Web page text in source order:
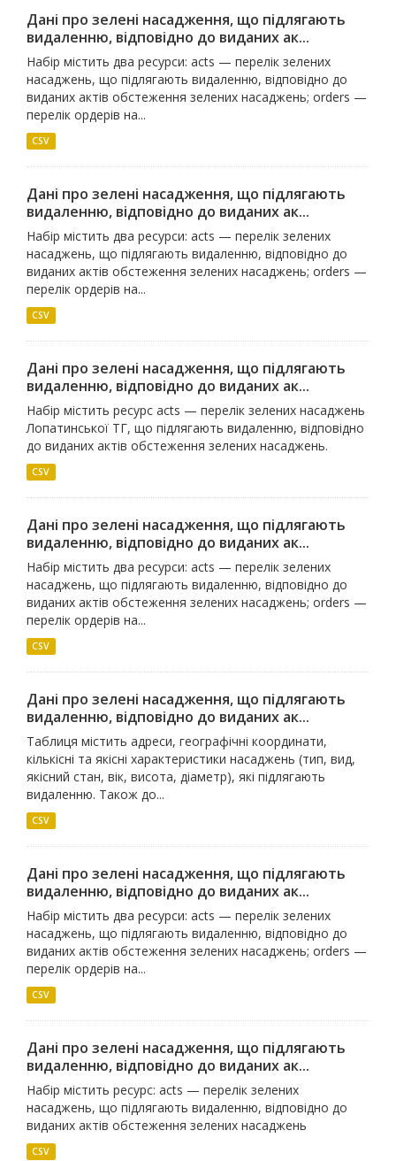
Дані про зелені насадження, що підлягають
видаленню, відповідно до виданих ак...
Набір містить два ресурси: acts — перелік зелених
насаджень, що підлягають видаленню, відповідно до
виданих актів обстеження зелених насаджень; orders —
перелік ордерів на...
CSV
Дані про зелені насадження, що підлягають
видаленню, відповідно до виданих ак...
Набір містить два ресурси: acts — перелік зелених
насаджень, що підлягають видаленню, відповідно до
виданих актів обстеження зелених насаджень; orders —
перелік ордерів на...
CSV
Дані про зелені насадження, що підлягають
видаленню, відповідно до виданих ак...
Набір містить ресурс acts — перелік зелених насаджень
Лопатинської ТГ, що підлягають видаленню, відповідно
до виданих актів обстеження зелених насаджень.
CSV
Дані про зелені насадження, що підлягають
видаленню, відповідно до виданих ак...
Набір містить два ресурси: acts — перелік зелених
насаджень, що підлягають видаленню, відповідно до
виданих актів обстеження зелених насаджень; orders —
перелік ордерів на...
CSV
Дані про зелені насадження, що підлягають
видаленню, відповідно до виданих ак...
Таблиця містить адреси, географічні координати,
кількісні та якісні характеристики насаджень (тип, вид,
якісний стан, вік, висота, діаметр), які підлягають
видаленню. Також до...
CSV
Дані про зелені насадження, що підлягають
видаленню, відповідно до виданих ак...
Набір містить два ресурси: acts — перелік зелених
насаджень, що підлягають видаленню, відповідно до
виданих актів обстеження зелених насаджень; orders —
перелік ордерів на...
CSV
Дані про зелені насадження, що підлягають
видаленню, відповідно до виданих ак...
Набір містить ресурс: acts — перелік зелених
насаджень, що підлягають видаленню, відповідно до
виданих актів обстеження зелених насаджень
CSV